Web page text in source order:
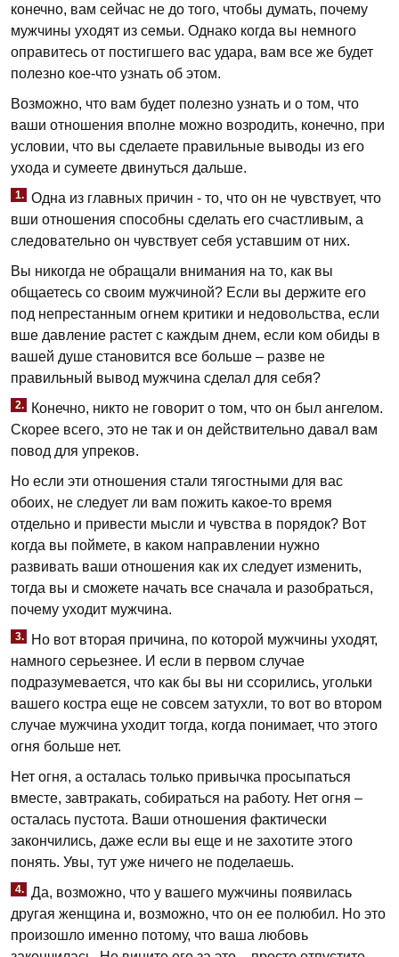
конечно, вам сейчас не до того, чтобы думать, почему
мужчины уходят из семьи. Однако когда вы немного
оправитесь от постигшего вас удара, вам все же будет
полезно кое-что узнать об этом.
Возможно, что вам будет полезно узнать и о том, что
ваши отношения вполне можно возродить, конечно, при
условии, что вы сделаете правильные выводы из его
ухода и сумеете двинуться дальше.
1. Одна из главных причин - то, что он не чувствует, что
вши отношения способны сделать его счастливым, а
следовательно он чувствует себя уставшим от них.
Вы никогда не обращали внимания на то, как вы
общаетесь со своим мужчиной? Если вы держите его
под непрестанным огнем критики и недовольства, если
вше давление растет с каждым днем, если ком обиды в
вашей душе становится все больше – разве не
правильный вывод мужчина сделал для себя?
2.
Конечно, никто не говорит о том, что он был ангелом.
Скорее всего, это не так и он действительно давал вам
повод для упреков.
Но если эти отношения стали тягостными для вас
обоих, не следует ли вам пожить какое-то время
отдельно и привести мысли и чувства в порядок? Вот
когда вы поймете, в каком направлении нужно
развивать ваши отношения как их следует изменить,
тогда вы и сможете начать все сначала и разобраться,
почему уходит мужчина.
3.
Но вот вторая причина, по которой мужчины уходят,
намного серьезнее. И если в первом случае
подразумевается, что как бы вы ни ссорились, угольки
вашего костра еще не совсем затухли, то вот во втором
случае мужчина уходит тогда, когда понимает, что этого
огня больше нет.
Нет огня, а осталась только привычка просыпаться
вместе, завтракать, собираться на работу. Нет огня –
осталась пустота. Ваши отношения фактически
закончились, даже если вы еще и не захотите этого
понять. Увы, тут уже ничего не поделаешь.
4. Да, возможно, что у вашего мужчины появилась
другая женщина и, возможно, что он ее полюбил. Но это
произошло именно потому, что ваша любовь